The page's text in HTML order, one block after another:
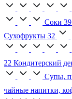
Соки 39
Сухофрукты 32
22 Кондитерский
Супы,
чайные напитки,